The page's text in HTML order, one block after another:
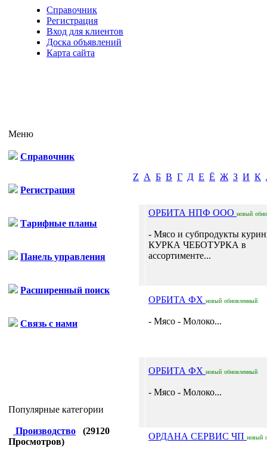
Справочник
Регистрация
Вход для клиентов
Доска объявлений
Карта сайта
Меню
Справочник
Регистрация
Тарифные планы
Панель управления
Расширенный поиск
Связь с нами
Популярные категории
Производство (29120
Просмотров)
Z А Б В Г Д Е Ё Ж З И К
ОРБИТА НПФ ООО новый
- Мясо и субпродукты
КУРКА ЧЕБОТУРКА в
ассортименте...
ОРБИТА ФХ новый обновленный
- Мясо - Молоко...
ОРБИТА ФХ новый обновленный
- Мясо - Молоко...
ОРДАНА СЕРВИС ЧП новый